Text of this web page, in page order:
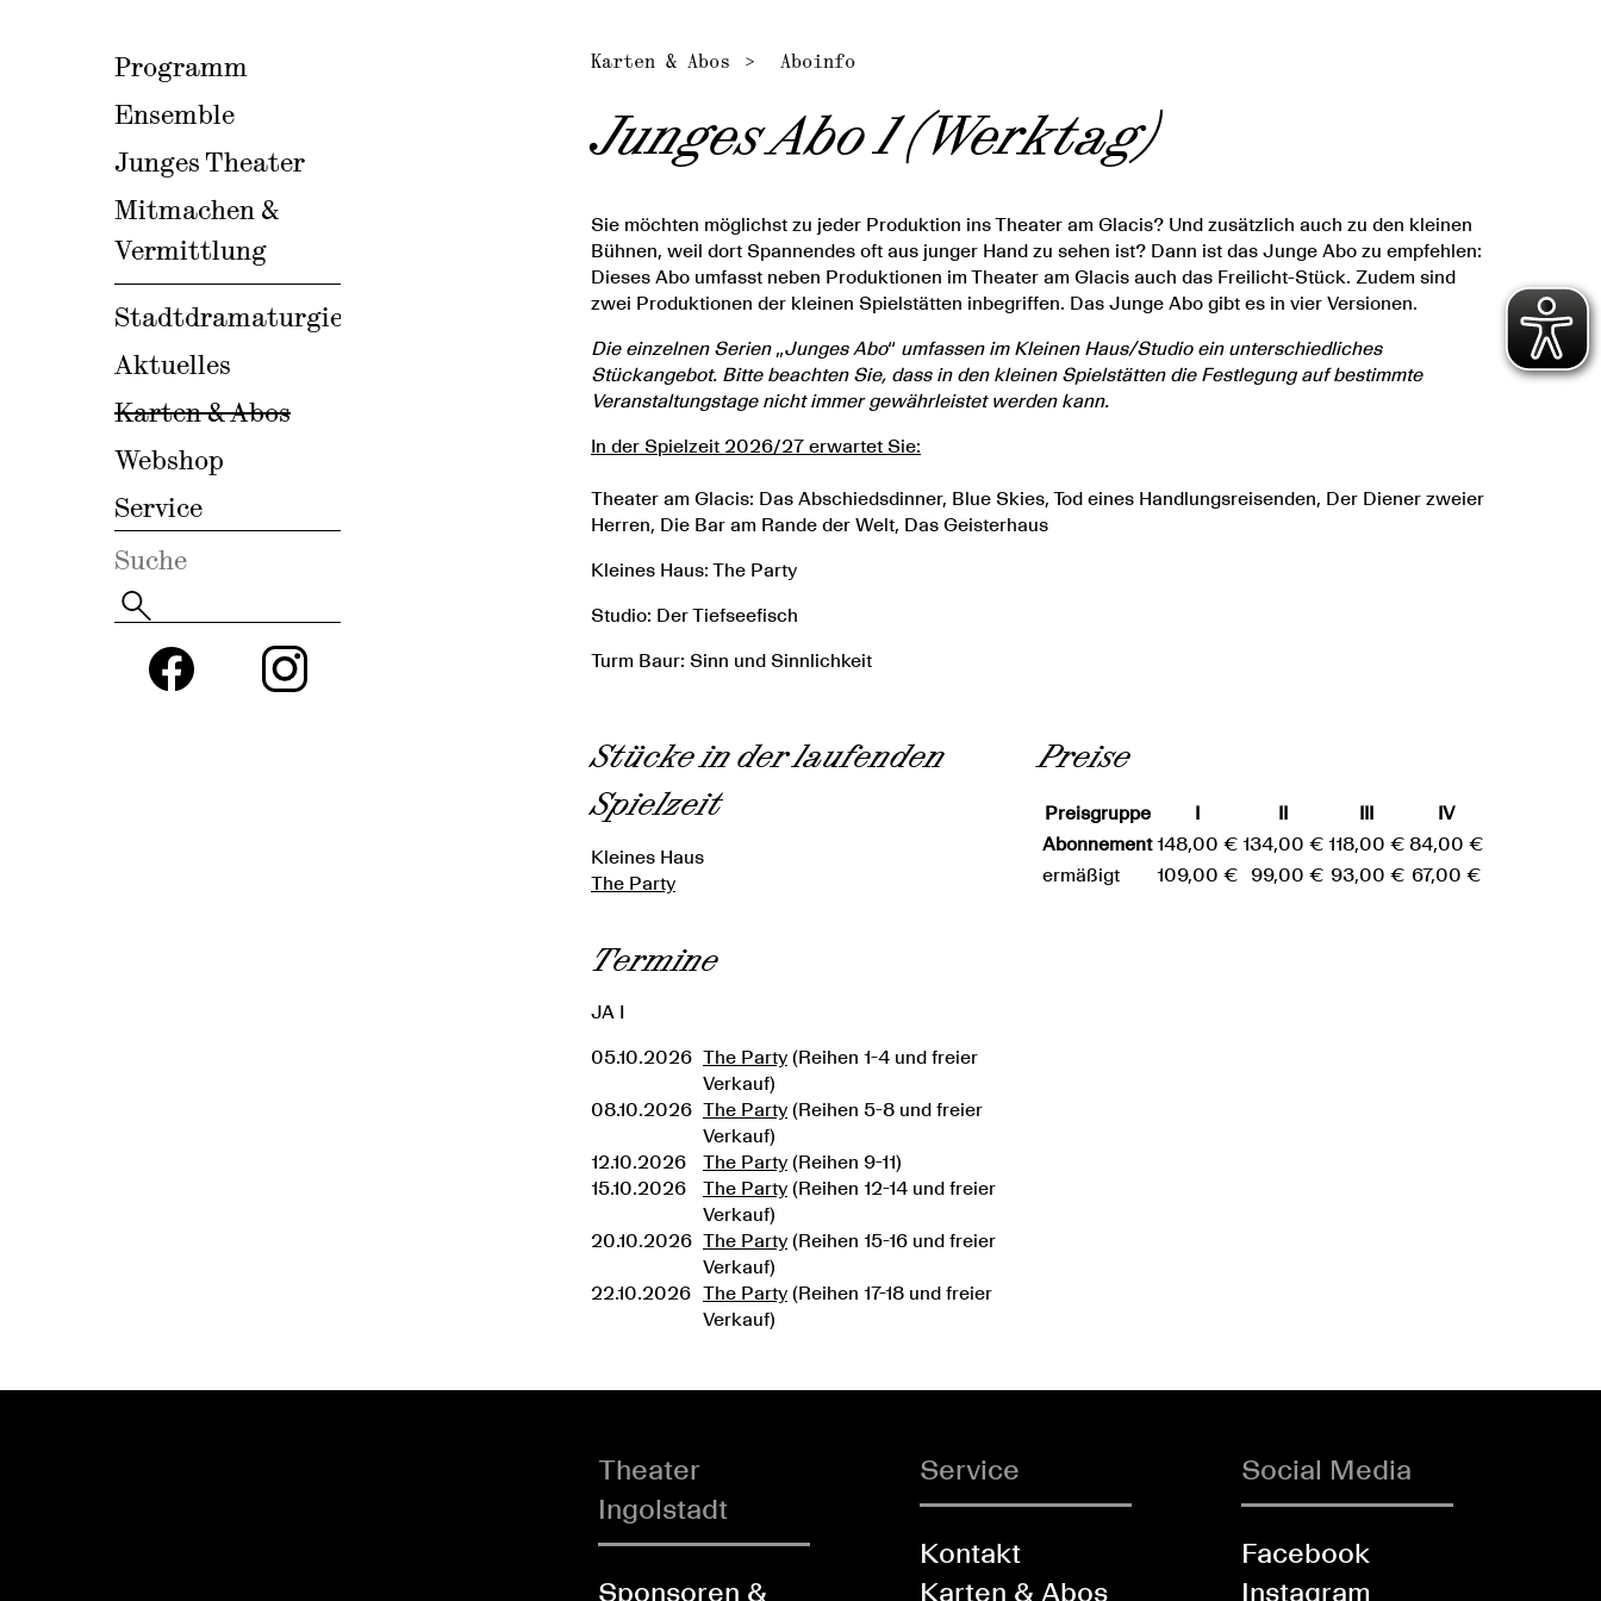
Programm
Ensemble
Junges Theater
Mitmachen &
Vermittlung
Stadtdramaturgie
Aktuelles
Karten & Abos
Webshop
Service
Karten & Abos Aboinfo
Junges Abo 1 (Werktag)
Sie möchten möglichst zu jeder Produktion ins Theater am Glacis? Und zusätzlich auch zu den kleinen
Bühnen, weil dort Spannendes oft aus junger Hand zu sehen ist? Dann ist das Junge Abo zu empfehlen:
Dieses Abo umfasst neben Produktionen im Theater am Glacis auch das Freilicht-Stück. Zudem sind
zwei Produktionen der kleinen Spielstätten inbegriffen. Das Junge Abo gibt es in vier Versionen.
Die einzelnen Serien „Junges Abo“ umfassen im Kleinen Haus/Studio ein unterschiedliches
Stückangebot. Bitte beachten Sie, dass in den kleinen Spielstätten die Festlegung auf bestimmte
Veranstaltungstage nicht immer gewährleistet werden kann.
In der Spielzeit 2026/27 erwartet Sie:
Theater am Glacis: Das Abschiedsdinner, Blue Skies, Tod eines Handlungsreisenden, Der Diener zweier
Herren, Die Bar am Rande der Welt, Das Geisterhaus
Kleines Haus: The Party
Studio: Der Tiefseefisch
Turm Baur: Sinn und Sinnlichkeit
Stücke in der laufenden
Spielzeit
Kleines Haus
The Party
Termine
JA I
05.10.2026 The Party (Reihen 1-4 und freier
Verkauf)
08.10.2026 The Party (Reihen 5-8 und freier
Verkauf)
12.10.2026
The Party (Reihen 9-11)
15.10.2026
The Party (Reihen 12-14 und freier
Verkauf)
20.10.2026 The Party (Reihen 15-16 und freier
Verkauf)
22.10.2026 The Party (Reihen 17-18 und freier
Verkauf)
Preise
Preisgruppe I II III
IV
Abonnement 148,00 € 134,00 € 118,00 € 84,00 €
ermäßigt
109,00 € 99,00 € 93,00 € 67,00 €
Theater
Ingolstadt
Sponsoren &
Service
Kontakt
Karten & Abos
Social Media
Facebook
Instagram